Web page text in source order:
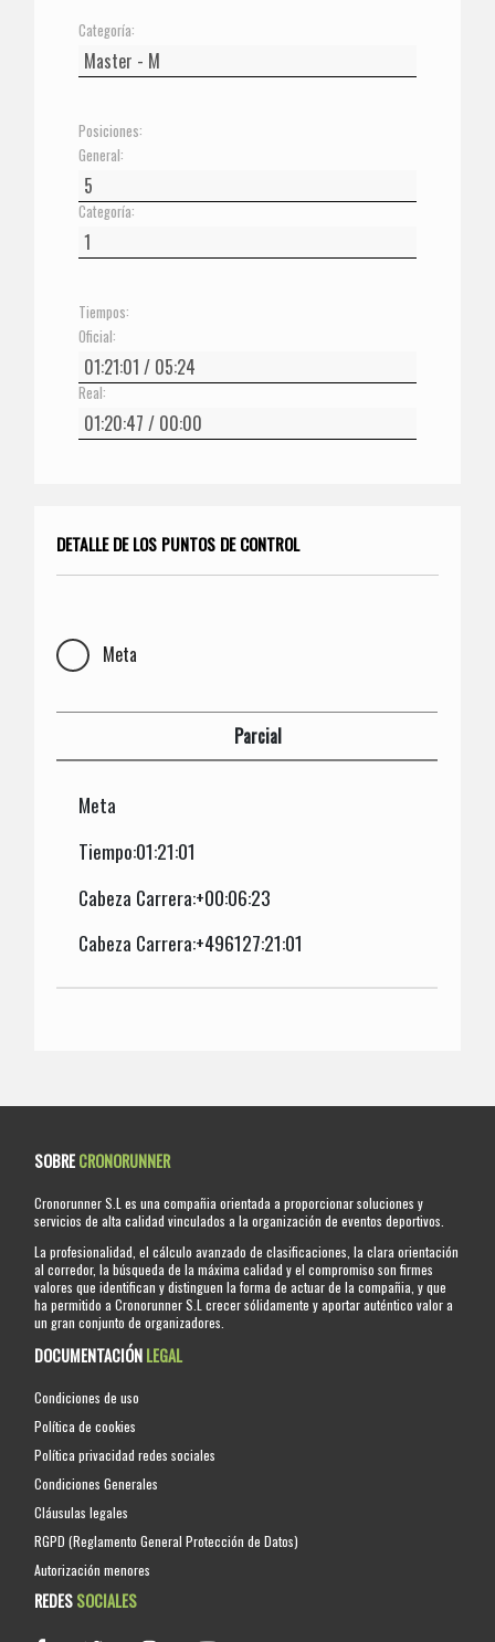
Categoría:
Posiciones:
General:
Categoría:
Tiempos:
Oficial:
Real:
DETALLE DE LOS PUNTOS DE CONTROL
Meta
Parcial
Meta
Tiempo:01:21:01
Cabeza Carrera:+00:06:23
Cabeza Carrera:+496127:21:01
SOBRECRONORUNNER
Cronorunner S.L es una compañia orientada a proporcionar soluciones y
servicios de alta calidad vinculados a la organización de eventos deportivos.
La profesionalidad, el cálculo avanzado de clasificaciones, la clara orientación
al corredor, la búsqueda de la máxima calidad y el compromiso son firmes
valores que identifican y distinguen la forma de actuar de la compañia, y que
ha permitido a Cronorunner S.L crecer sólidamente y aportar auténtico valor a
un gran conjunto de organizadores.
DOCUMENTACIÓNLEGAL
Condiciones de uso
Política de cookies
Política privacidad redes sociales
Condiciones Generales
Cláusulas legales
RGPD (Reglamento General Protección de Datos)
Autorización menores
REDESSOCIALES